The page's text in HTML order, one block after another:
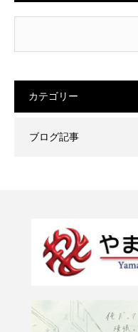
カテゴリー
ブログ記事